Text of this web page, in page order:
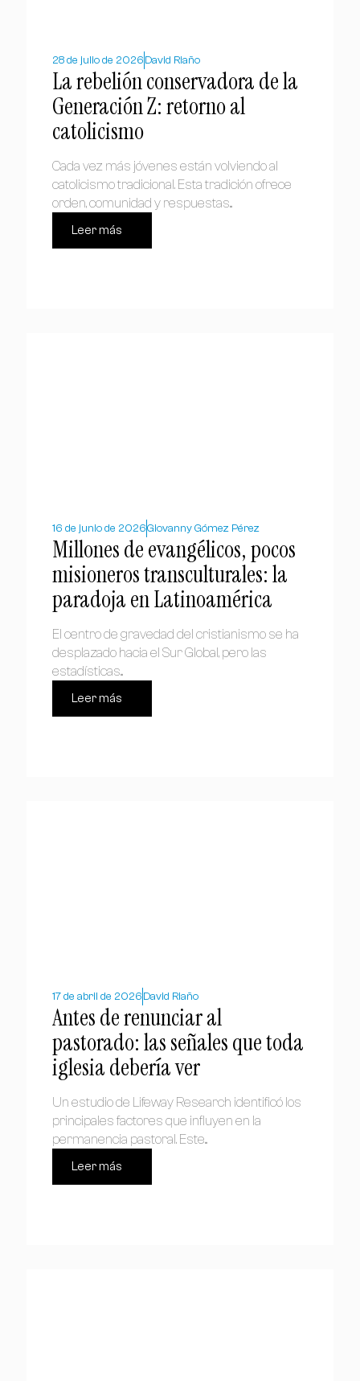
28 de julio de 2026 David Riaño
La rebelión conservadora de la
Generación Z: retorno al
catolicismo
Cada vez más jóvenes están volviendo al
catolicismo tradicional. Esta tradición ofrece
orden, comunidad y respuestas...
Leer más
16 de junio de 2026Giovanny Gómez Pérez
Millones de evangélicos, pocos
misioneros transculturales: la
paradoja en Latinoamérica
El centro de gravedad del cristianismo se ha
desplazado hacia el Sur Global, pero las
estadísticas...
Leer más
17 de abril de 2026 David Riaño
Antes de renunciar al
pastorado: las señales que toda
iglesia debería ver
Un estudio de Lifeway Research identificó los
principales factores que influyen en la
permanencia pastoral. Este...
Leer más